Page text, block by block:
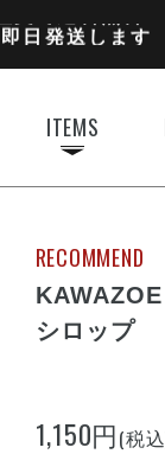
日発送します
ITEMS
RECOMMEND
シロップ
1,150円(税